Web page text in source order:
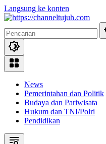
Langsung ke konten
News
Pemerintahan dan Politik
Budaya dan Pariwisata
Hukum dan TNI/Polri
Pendidikan